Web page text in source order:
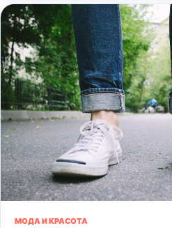
МОДА И КРАСОТА